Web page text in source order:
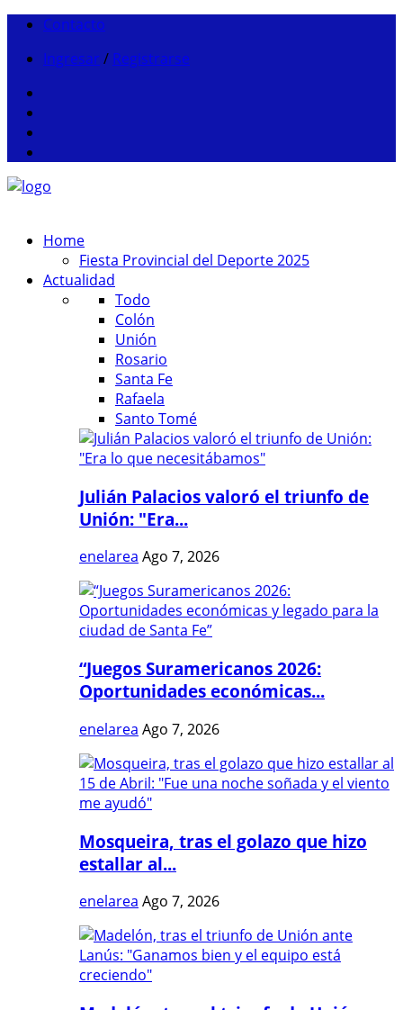
Contacto
Ingresar / Registrarse
Home
Fiesta Provincial del Deporte 2025
Actualidad
Todo
Colón
Unión
Rosario
Santa Fe
Rafaela
Santo Tomé
Julián Palacios valoró el triunfo de
Unión: "Era...
enelarea Ago 7, 2026
“Juegos Suramericanos 2026:
Oportunidades económicas...
enelarea Ago 7, 2026
Mosqueira, tras el golazo que hizo
estallar al...
enelarea Ago 7, 2026